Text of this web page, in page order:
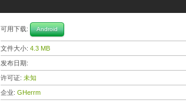
可用下载: Android
文件大小: 4.3 MB
发布日期:
许可证: 未知
企业: GHerrm